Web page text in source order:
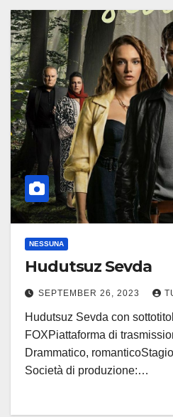
NESSUNA
Hudutsuz Sevda
SEPTEMBER 26, 2023
Hudutsuz Sevda con
FOXPiattaforma di
Drammatico,
Società di produzione:…